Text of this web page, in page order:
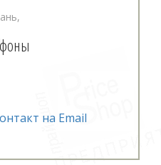
на Email